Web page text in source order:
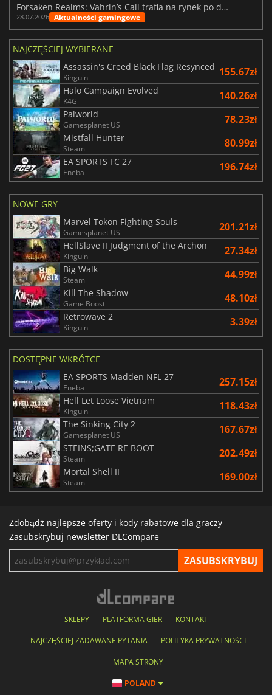
Forsaken Realms: Vahrin’s Call trafia na rynek po dziesięciu latach prac
28.07.2026 Aktualności gamingowe
NAJCZĘŚCIEJ WYBIERANE
Assassin's Creed Black Flag Resynced
Kinguin 155.67zł
Halo Campaign Evolved
K4G 140.26zł
Palworld
Gamesplanet US 78.23zł
Mistfall Hunter
Steam 80.99zł
EA SPORTS FC 27
Eneba 196.74zł
NOWE GRY
Marvel Tokon Fighting Souls
Gamesplanet US 201.21zł
HellSlave II Judgment of the Archon
Kinguin 27.34zł
Big Walk
Steam 44.99zł
Kill The Shadow
Game Boost 48.10zł
Retrowave 2
Kinguin 3.39zł
DOSTĘPNE WKRÓTCE
EA SPORTS Madden NFL 27
Eneba 257.15zł
Hell Let Loose Vietnam
Kinguin 118.43zł
The Sinking City 2
Gamesplanet US 167.67zł
STEINS;GATE RE BOOT
Steam 202.49zł
Mortal Shell II
Steam 169.00zł
Zdobądź najlepsze oferty i kody rabatowe dla graczy
Zasubskrybuj newsletter DLCompare
SKLEPY PLATFORMA GIER KONTAKT
NAJCZĘŚCIEJ ZADAWANE PYTANIA POLITYKA PRYWATNOŚCI
MAPA STRONY
POLAND